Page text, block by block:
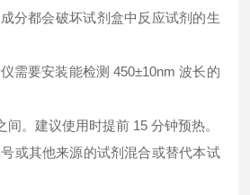
分都会破坏试剂盒中反应试剂的生
需要安装能检测 450±10nm 波长的
间。建议使用时提前 15 分钟预热。
或其他来源的试剂混合或替代本试